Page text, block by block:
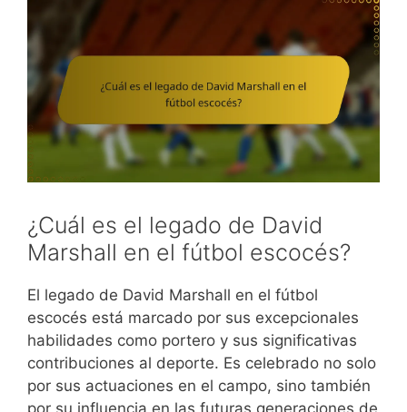
¿Cuál es el legado de David
Marshall en el fútbol escocés?
El legado de David Marshall en el fútbol
escocés está marcado por sus excepcionales
habilidades como portero y sus significativas
contribuciones al deporte. Es celebrado no solo
por sus actuaciones en el campo, sino también